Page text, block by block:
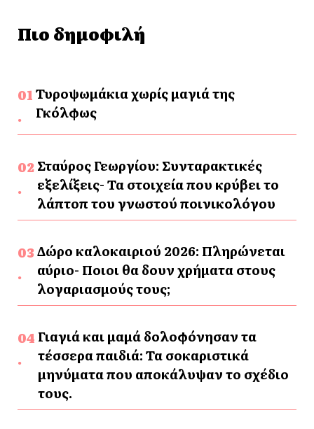
Πιο δημοφιλή
Τυροψωμάκια χωρίς μαγιά της
Γκόλφως
Σταύρος Γεωργίου: Συνταρακτικές
εξελίξεις- Τα στοιχεία που κρύβει το
λάπτοπ του γνωστού ποινικολόγου
Δώρο καλοκαιριού 2026: Πληρώνεται
αύριο- Ποιοι θα δουν χρήματα στους
λογαριασμούς τους;
Γιαγιά και μαμά δολοφόνησαν τα
τέσσερα παιδιά: Τα σοκαριστικά
μηνύματα που αποκάλυψαν το σχέδιο
τους.